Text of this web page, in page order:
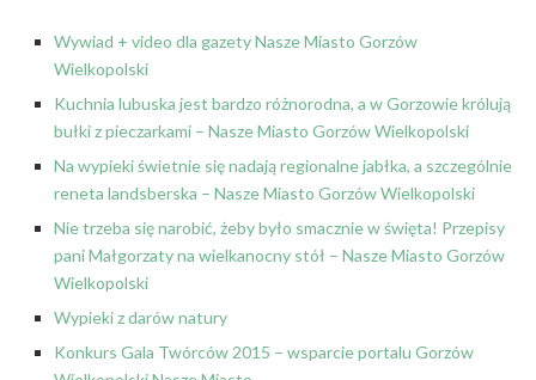
Wywiad + video dla gazety Nasze Miasto Gorzów
Wielkopolski
Kuchnia lubuska jest bardzo różnorodna, a w Gorzowie królują
bułki z pieczarkami – Nasze Miasto Gorzów Wielkopolski
Na wypieki świetnie się nadają regionalne jabłka, a szczególnie
reneta landsberska – Nasze Miasto Gorzów Wielkopolski
Nie trzeba się narobić, żeby było smacznie w święta! Przepisy
pani Małgorzaty na wielkanocny stół – Nasze Miasto Gorzów
Wielkopolski
Wypieki z darów natury
Konkurs Gala Twórców 2015 – wsparcie portalu Gorzów